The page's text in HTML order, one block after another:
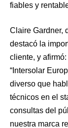
fiables y
Claire Gardner,
destacó la
cliente, y
“Intersolar
diverso que
técnicos en el
consultas del
nuestra marca